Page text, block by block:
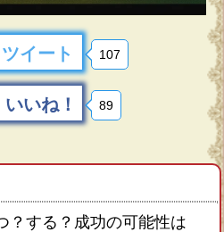
ツイート 107
いいね！ 89
？する？成功の可能性は